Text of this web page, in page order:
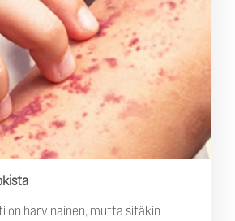
on harvinainen, mutta sitäkin